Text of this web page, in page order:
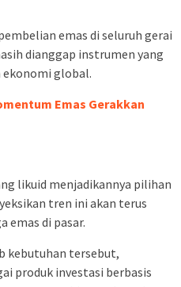
Dwi Hadi Atmaka, menyebut
batangan sebagai
emas perhiasan. Data
Pegadaian yang bergerak